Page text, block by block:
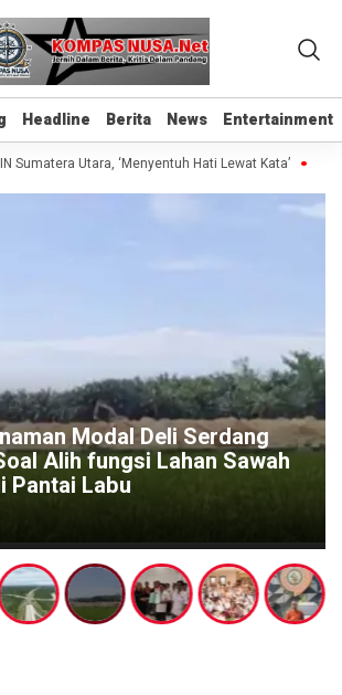
Headline Berita News Entertainment
Headline Berita News Entertainment
Utara, ‘Menyentuh Hati Lewat Kata’
Modal Deli Serdang
Alih fungsi Lahan Sawah
Labu